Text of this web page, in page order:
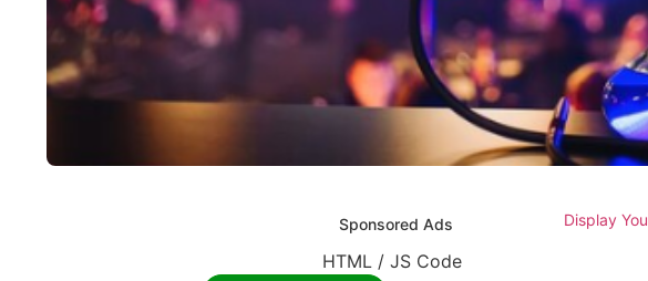
Sponsored Ads Display
HTML / JS Code